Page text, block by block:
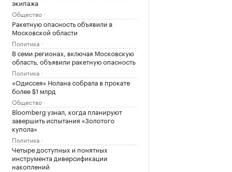
экипажа
Общество
Ракетную опасность объявили в
Московской области
Политика
В семи регионах, включая Московскую
область, объявили ракетную опасность
Политика
«Одиссея» Нолана собрала в прокате
более $1 млрд
Общество
Bloomberg узнал, когда планируют
завершить испытания «Золотого
купола»
Политика
Четыре доступных и понятных
инструмента диверсификации
накоплений